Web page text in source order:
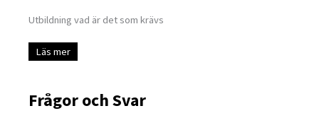
Utbildning vad är det som krävs
Utbildning
Läs mer
Frågor och Svar